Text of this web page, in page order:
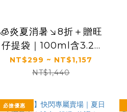
🧊炎夏消暑↘8折＋贈旺
仔提袋｜100ml含3.2g
優質蛋白質｜【旺旺】
旺仔牛奶(保久乳飲品)
NT$299 ~ NT$1,157
NT$1,440
必搶優惠